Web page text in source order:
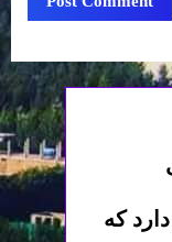
که